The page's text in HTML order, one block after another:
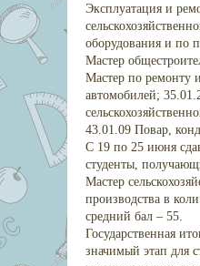
Эксплуатация и
оборудования и по
Мастер
Мастер по ремонту
автомобилей;
43.01.09 Повар,
С 19 по 25 июня
студенты,
Мастер
производства в
средний бал – 55.
Государственная
значимый этап для